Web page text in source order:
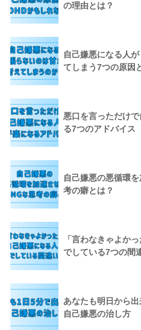
の理由とは？
自己嫌悪になる人
てしまう7つの原因
悪口を言っただけ
る7つのアドバイス
自己嫌悪の悪循環
考の癖とは？
「言わなきゃよか
でしている7つの間
あなたも明日から
自己嫌悪の治し方